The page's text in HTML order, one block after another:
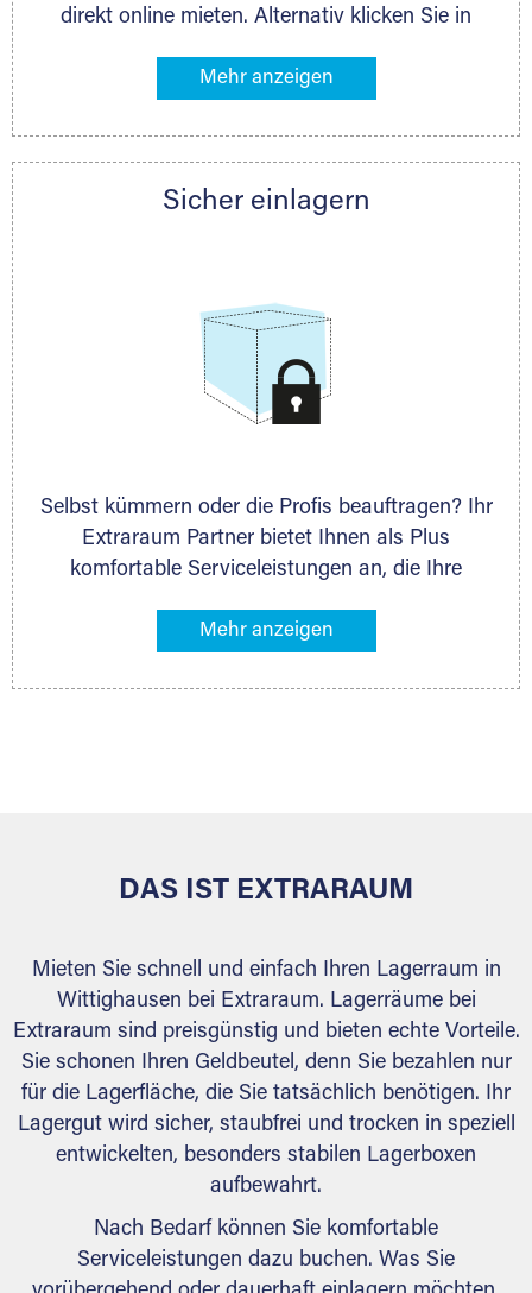
direkt online mieten. Alternativ klicken Sie in
Gegenstände an, die Sie einlagern möchten –
ermittelt. Natürlich steht Ihnen Ihr Extraraum
persönlich hinsichtlich Lagervolumen und zu
Sicher einlagern
Selbst kümmern oder die Profis beauftragen? Ihr
Extraraum Partner bietet Ihnen als Plus
komfortable Serviceleistungen an, die Ihre
gehören z. B. Verpackungsservice, Lieferung von
Ihr Lagergut wird bei Ihrem Extraraum Partner
DAS IST EXTRARAUM
Mieten Sie schnell und einfach Ihren Lagerraum in
Wittighausen bei Extraraum. Lagerräume bei
Extraraum sind preisgünstig und bieten echte Vorteile.
Sie schonen Ihren Geldbeutel, denn Sie bezahlen nur
für die Lagerfläche, die Sie tatsächlich benötigen. Ihr
Lagergut wird sicher, staubfrei und trocken in speziell
entwickelten, besonders stabilen Lagerboxen
aufbewahrt.
Nach Bedarf können Sie komfortable
Serviceleistungen dazu buchen. Was Sie